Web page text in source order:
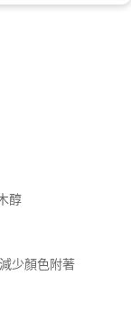
醇
少顏色附著